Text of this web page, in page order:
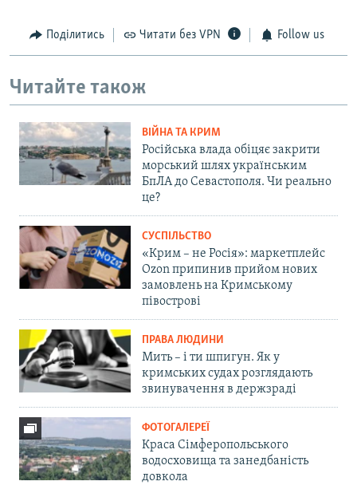
Поділитись Читати без VPN Follow us
Читайте також
ВІЙНА ТА КРИМ
Російська влада обіцяє закрити
морський шлях українським
БпЛА до Севастополя. Чи реально
це?
СУСПІЛЬСТВО
«Крим – не Росія»: маркетплейс
Ozon припинив прийом нових
замовлень на Кримському
півострові
ПРАВА ЛЮДИНИ
Мить – і ти шпигун. Як у
кримських судах розглядають
звинувачення в держзраді
ФОТОГАЛЕРЕЇ
Краса Сімферопольського
водосховища та занедбаність
довкола